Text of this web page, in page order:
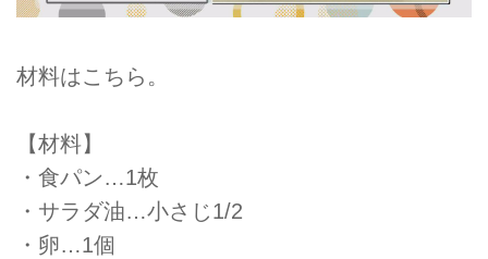
材料はこちら。
【材料】
・食パン…1枚
・サラダ油…小さじ1/2
・卵…1個